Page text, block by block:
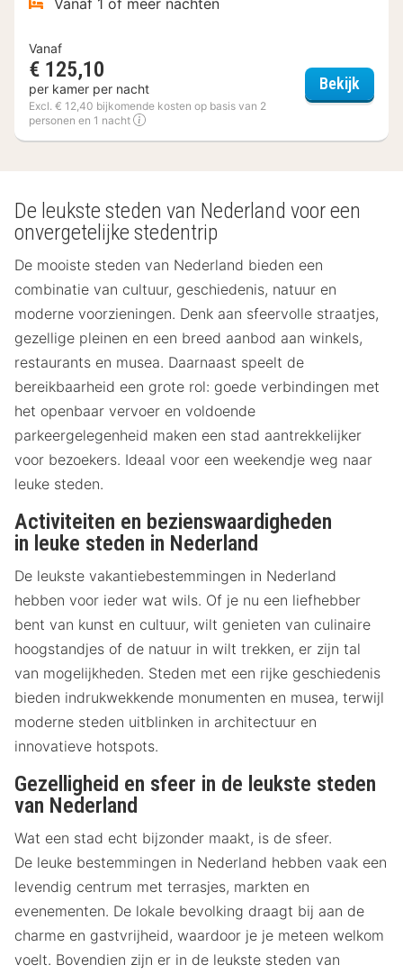
Vanaf
€ 125,10
per kamer per nacht
Excl. € 12,40 bijkomende kosten op basis van 2
personen en 1 nacht
Bekijk
De leukste steden van Nederland voor een
onvergetelijke stedentrip
De mooiste steden van Nederland bieden een
combinatie van cultuur, geschiedenis, natuur en
moderne voorzieningen. Denk aan sfeervolle straatjes,
gezellige pleinen en een breed aanbod aan winkels,
restaurants en musea. Daarnaast speelt de
bereikbaarheid een grote rol: goede verbindingen met
het openbaar vervoer en voldoende
parkeergelegenheid maken een stad aantrekkelijker
voor bezoekers. Ideaal voor een weekendje weg naar
leuke steden.
Activiteiten en bezienswaardigheden
in leuke steden in Nederland
De leukste vakantiebestemmingen in Nederland
hebben voor ieder wat wils. Of je nu een liefhebber
bent van kunst en cultuur, wilt genieten van culinaire
hoogstandjes of de natuur in wilt trekken, er zijn tal
van mogelijkheden. Steden met een rijke geschiedenis
bieden indrukwekkende monumenten en musea, terwijl
moderne steden uitblinken in architectuur en
innovatieve hotspots.
Gezelligheid en sfeer in de leukste steden
van Nederland
Wat een stad echt bijzonder maakt, is de sfeer.
De leuke bestemmingen in Nederland hebben vaak een
levendig centrum met terrasjes, markten en
evenementen. De lokale bevolking draagt bij aan de
charme en gastvrijheid, waardoor je je meteen welkom
voelt. Bovendien zijn er in de leukste steden van